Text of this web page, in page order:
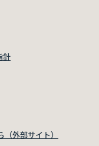
針
外部サイト）